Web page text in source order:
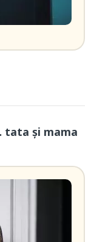
tata și mama